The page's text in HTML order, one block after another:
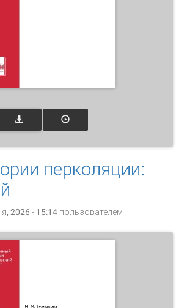
перколяции:
2026 - 15:14 пользователем